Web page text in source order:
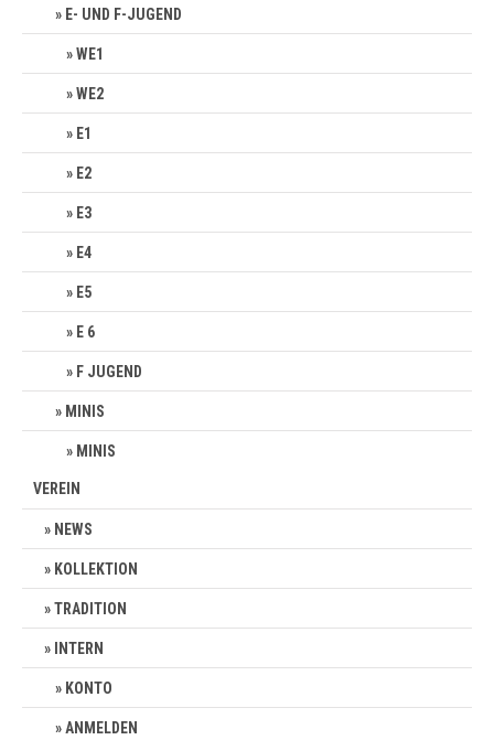
E- UND F-JUGEND
WE1
WE2
E1
E2
E3
E4
E5
E 6
F JUGEND
MINIS
MINIS
VEREIN
NEWS
KOLLEKTION
TRADITION
INTERN
KONTO
ANMELDEN